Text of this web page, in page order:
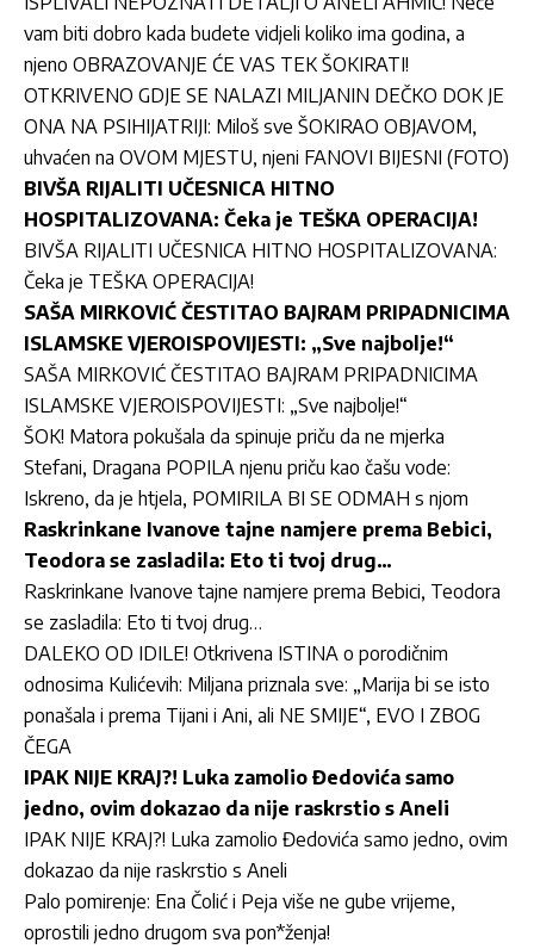
vam biti dobro kada budete vidjeli koliko ima godina, a
njeno OBRAZOVANJE ĆE VAS TEK ŠOKIRATI!
OTKRIVENO GDJE SE NALAZI MILJANIN DEČKO DOK JE
ONA NA PSIHIJATRIJI: Miloš sve ŠOKIRAO OBJAVOM,
uhvaćen na OVOM MJESTU, njeni FANOVI BIJESNI (FOTO)
BIVŠA RIJALITI UČESNICA HITNO
HOSPITALIZOVANA: Čeka je TEŠKA OPERACIJA!
BIVŠA RIJALITI UČESNICA HITNO HOSPITALIZOVANA:
Čeka je TEŠKA OPERACIJA!
SAŠA MIRKOVIĆ ČESTITAO BAJRAM PRIPADNICIMA
ISLAMSKE VJEROISPOVIJESTI: „Sve najbolje!“
SAŠA MIRKOVIĆ ČESTITAO BAJRAM PRIPADNICIMA
ISLAMSKE VJEROISPOVIJESTI: „Sve najbolje!“
ŠOK! Matora pokušala da spinuje priču da ne mjerka
Stefani, Dragana POPILA njenu priču kao čašu vode:
Iskreno, da je htjela, POMIRILA BI SE ODMAH s njom
Raskrinkane Ivanove tajne namjere prema Bebici,
Teodora se zasladila: Eto ti tvoj drug…
Raskrinkane Ivanove tajne namjere prema Bebici, Teodora
se zasladila: Eto ti tvoj drug…
DALEKO OD IDILE! Otkrivena ISTINA o porodičnim
odnosima Kulićevih: Miljana priznala sve: „Marija bi se isto
ponašala i prema Tijani i Ani, ali NE SMIJE“, EVO I ZBOG
ČEGA
IPAK NIJE KRAJ?! Luka zamolio Đedovića samo
jedno, ovim dokazao da nije raskrstio s Aneli
IPAK NIJE KRAJ?! Luka zamolio Đedovića samo jedno, ovim
dokazao da nije raskrstio s Aneli
Palo pomirenje: Ena Čolić i Peja više ne gube vrijeme,
oprostili jedno drugom sva pon*ženja!